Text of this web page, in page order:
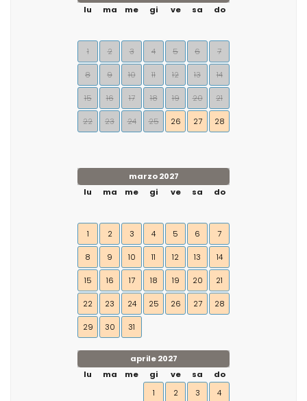
lu
ma me gi ve sa do
1 2 3 4 5 6 7
8 9 10 11 12 13 14
15 16 17 18 19 20 21
22 23 24 25 26 27 28
marzo 2027
lu
ma me gi ve sa do
1 2 3 4 5 6 7
8 9 10 11 12 13 14
15 16 17 18 19 20 21
22 23 24 25 26 27 28
29 30 31
aprile 2027
lu
ma me gi ve sa
do
1
2 3 4